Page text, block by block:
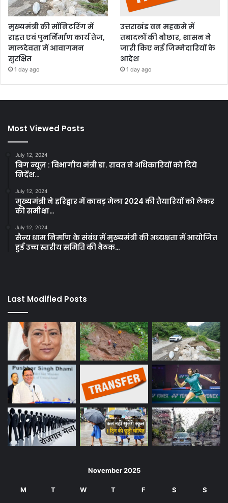
मुख्यमंत्री की मॉनिटरिंग में
राहत एवं पुनर्निर्माण कार्य तेज,
मालदेवता में आवागमन
सुरक्षित
1 day ago
उत्तराखंड वन महकमे में
तबादलों की बौछार, शासन ने
जारी किए नई जिम्मेदारियों के
आदेश
1 day ago
Most Viewed Posts
July 12, 2024
बिग न्यूज़ : विभागीय मंत्री डा. रावत ने अधिकारियों को दिये
निर्देश…
July 12, 2024
मुख्यमंत्री ने हरिद्वार में कावड़ मेला 2024 की तैयारियों को लेकर
की समीक्षा…
July 12, 2024
सैन्य धाम निर्माण के संबंध में मुख्यमंत्री की अध्यक्षता में आयोजित
हुई उच्च स्तरीय समिति की बैठक…
Last Modified Posts
November 2025
M T W T F S S